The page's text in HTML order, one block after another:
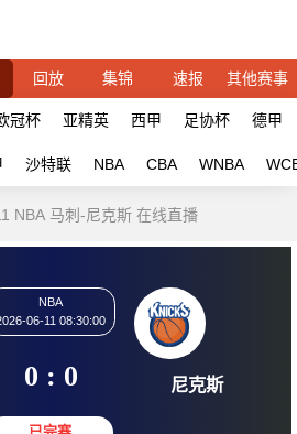
回放 集锦 速报 其他赛事
冠杯 亚精英 西甲 足协杯 德甲
沙特联 NBA CBA WNBA
NBA 马刺-尼克斯 在线直播
2026-06-11 08:30:00